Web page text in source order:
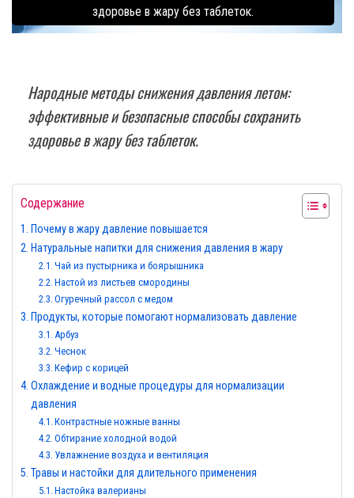
здоровье в жару без таблеток.
Народные методы снижения давления летом:
эффективные и безопасные способы сохранить
здоровье в жару без таблеток.
Содержание
Почему в жару давление повышается
Натуральные напитки для снижения давления в жару
Чай из пустырника и боярышника
Настой из листьев смородины
Огуречный рассол с медом
Продукты, которые помогают нормализовать давление
Арбуз
Чеснок
Кефир с корицей
Охлаждение и водные процедуры для нормализации
давления
Контрастные ножные ванны
Обтирание холодной водой
Увлажнение воздуха и вентиляция
Травы и настойки для длительного применения
Настойка валерианы